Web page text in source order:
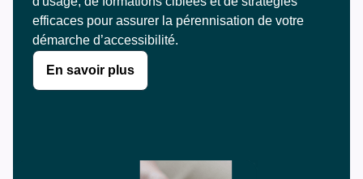
efficaces pour assurer la pérennisation de votre
démarche d’accessibilité.
En savoir plus